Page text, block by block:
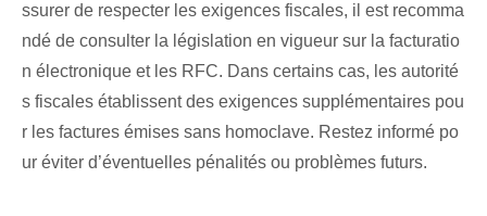
ssurer de respecter les exigences fiscales, il est recomma
ndé de consulter la législation en vigueur sur la facturatio
n électronique et les RFC. Dans certains cas, les autorité
s fiscales établissent des exigences supplémentaires pou
r les factures émises sans homoclave. Restez informé po
ur éviter d’éventuelles pénalités ou problèmes futurs.